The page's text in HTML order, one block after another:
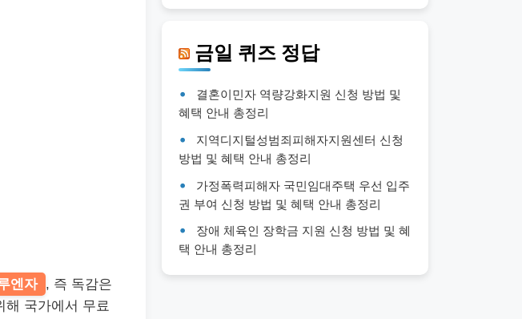
엔자 , 즉 독감은
해 국가에서 무료
금일 퀴즈 정답
결혼이민자 역량강화지원 신청 방법 및
혜택 안내 총정리
지역디지털성범죄피해자지원센터 신청
방법 및 혜택 안내 총정리
가정폭력피해자 국민임대주택 우선 입주
권 부여 신청 방법 및 혜택 안내 총정리
장애 체육인 장학금 지원 신청 방법 및 혜
택 안내 총정리